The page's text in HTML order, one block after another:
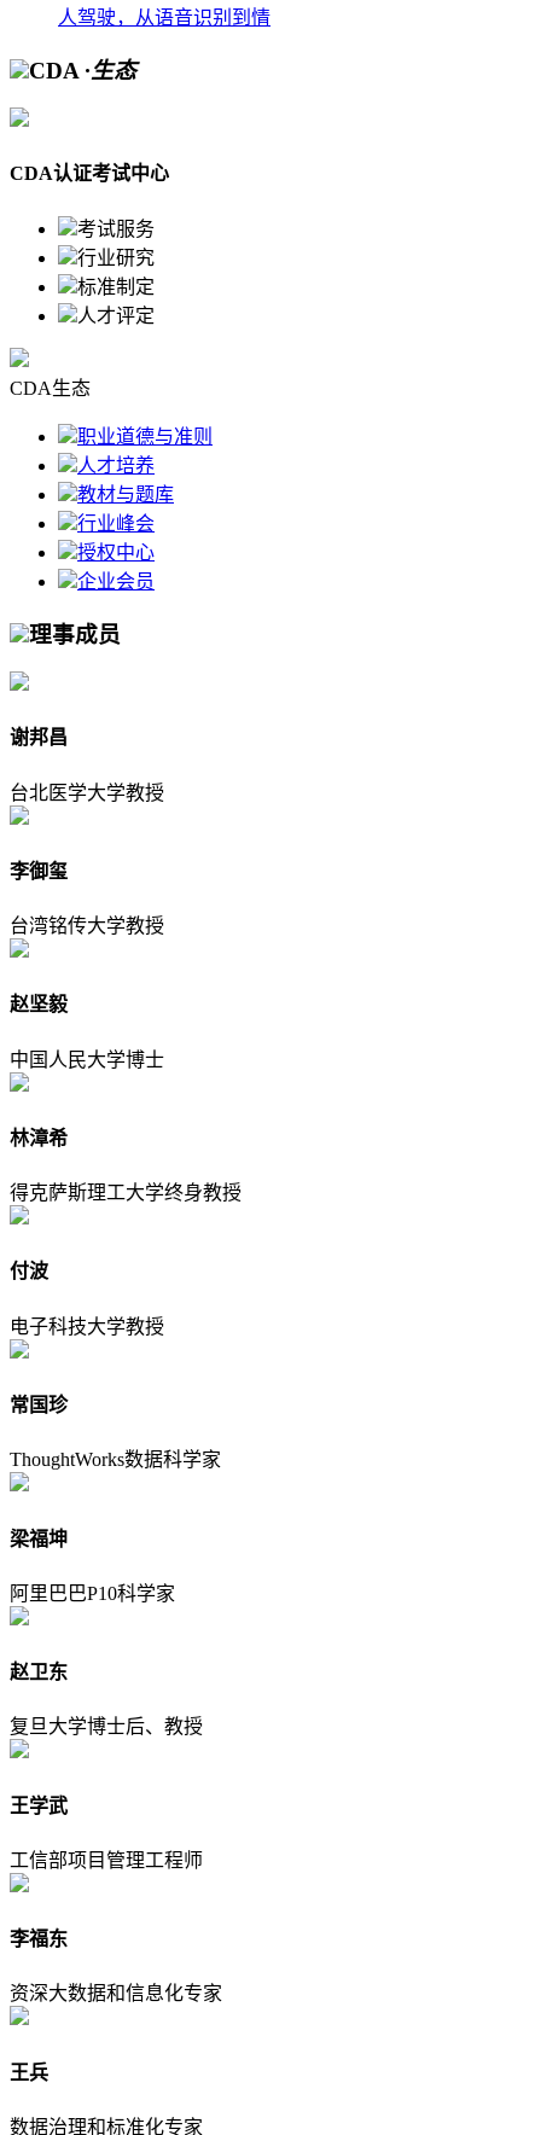
人驾驶，从语音识别到情
CDA ·生态
CDA认证考试中心
考试服务
行业研究
标准制定
人才评定
CDA生态
职业道德与准则
人才培养
教材与题库
行业峰会
授权中心
企业会员
理事成员
谢邦昌
台北医学大学教授
李御玺
台湾铭传大学教授
赵坚毅
中国人民大学博士
林漳希
得克萨斯理工大学终身教授
付波
电子科技大学教授
常国珍
ThoughtWorks数据科学家
梁福坤
阿里巴巴P10科学家
赵卫东
复旦大学博士后、教授
王学武
工信部项目管理工程师
李福东
资深大数据和信息化专家
王兵
数据治理和标准化专家